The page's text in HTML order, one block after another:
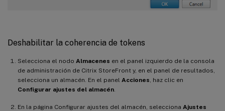
Deshabilitar la coherencia de tokens
Selecciona el nodo Almacenes en el panel izquierdo de la consola
de administración de Citrix StoreFront y, en el panel de resultados,
selecciona un almacén. En el panel Acciones, haz clic en
Configurar ajustes del almacén.
En la página Configurar ajustes del almacén, selecciona Ajustes